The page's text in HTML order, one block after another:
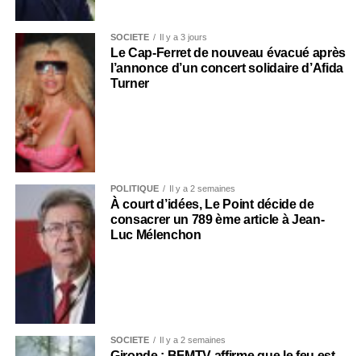
SOCIÉTÉ Il y a 3 jours
Le Cap-Ferret de nouveau évacué après
l’annonce d’un concert solidaire d’Afida
Turner
POLITIQUE Il y a 2 semaines
À court d’idées, Le Point décide de
consacrer un 789 ème article à Jean-
Luc Mélenchon
SOCIÉTÉ Il y a 2 semaines